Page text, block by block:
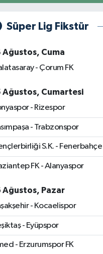
Süper Lig Fikstür
Ağustos, Cuma
- Çorum FK
Ağustos, Cumartesi
- Rizespor
- Trabzonspor
S.K. - Fenerbahçe
FK - Alanyaspor
Ağustos, Pazar
- Kocaelispor
- Eyüpspor
- Erzurumspor FK